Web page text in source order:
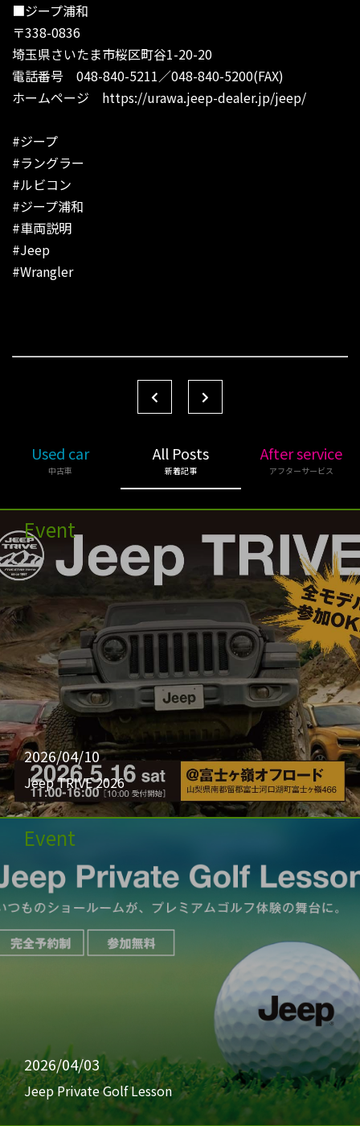
■ジープ浦和
〒338-0836
埼玉県さいたま市桜区町谷1-20-20
電話番号 048-840-5211／048-840-5200(FAX)
ホームページ https://urawa.jeep-dealer.jp/jeep/
#ジープ
#ラングラー
#ルビコン
#ジープ浦和
#車両説明
#Jeep
#Wrangler
Used car
中古車
All Posts
新着記事
After service
アフターサービス
Event
2026/04/10
Jeep TRIVE 2026
Event
2026/04/03
Jeep Private Golf Lesson